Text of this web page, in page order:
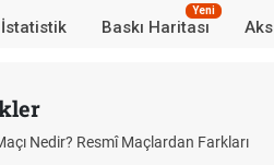
İstatistik Baskı Haritası
Yeni
Nedir? Resmî Maçlardan Farkları